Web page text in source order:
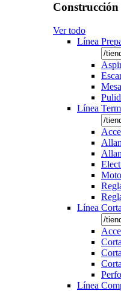
Construcción
Ver todo
Línea
Línea
Línea
Línea